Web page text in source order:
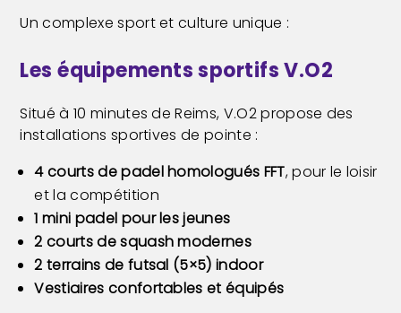
Un complexe sport et culture unique :
Les équipements sportifs V.O2
Situé à 10 minutes de Reims, V.O2 propose des
installations sportives de pointe :
4 courts de padel homologués FFT, pour le loisir
et la compétition
1 mini padel pour les jeunes
2 courts de squash modernes
2 terrains de futsal (5×5) indoor
Vestiaires confortables et équipés